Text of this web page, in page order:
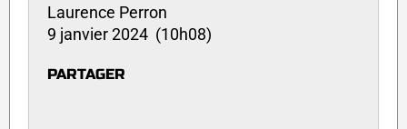
Laurence Perron
9 janvier 2024 (10h08)
PARTAGER